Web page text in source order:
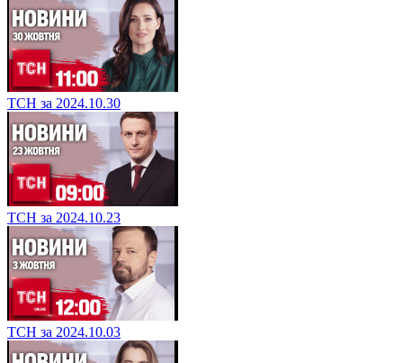
ТСН за 2024.10.30
ТСН за 2024.10.23
ТСН за 2024.10.03